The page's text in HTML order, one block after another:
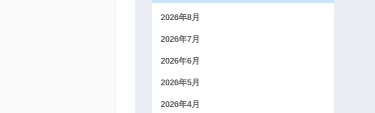
2026年8月
2026年7月
2026年6月
2026年5月
2026年4月